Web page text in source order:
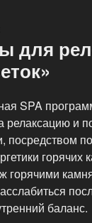
для
SPA
релаксацию и
посредством
горячими
баланс.